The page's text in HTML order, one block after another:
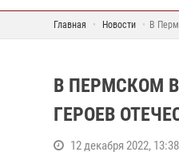
Главная Новости В
В ПЕРМСКОМ
ГЕРОЕВ
12 декабря 2022, 13:38